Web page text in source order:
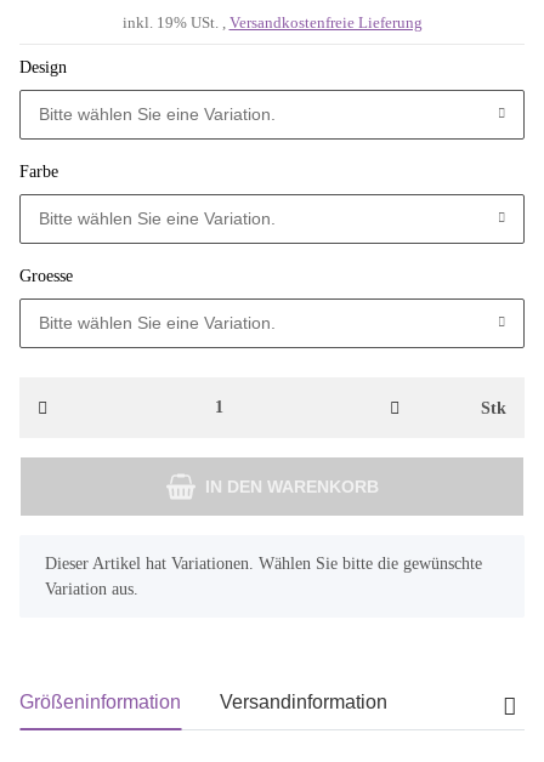
inkl. 19% USt. , Versandkostenfreie Lieferung
Design
Bitte wählen Sie eine Variation.
Farbe
Bitte wählen Sie eine Variation.
Groesse
Bitte wählen Sie eine Variation.
Stk
IN DEN WARENKORB
x
Dieser Artikel hat Variationen. Wählen Sie bitte die gewünschte
Variation aus.
Größeninformation Versandinformation